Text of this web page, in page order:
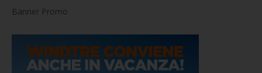
Banner Promo